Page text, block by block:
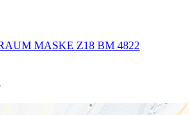
MASKE Z18 BM 4822